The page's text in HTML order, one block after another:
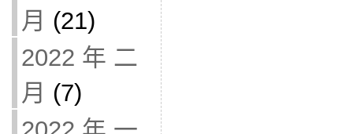
月 (21)
2022 年 二
月 (7)